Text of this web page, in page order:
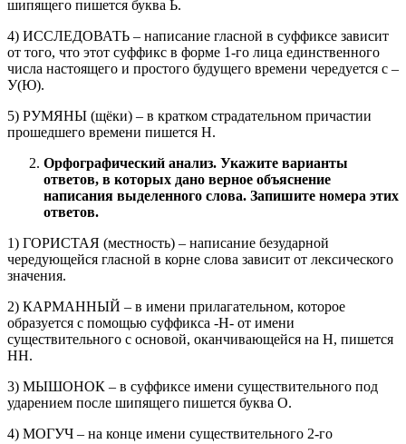
шипящего пишется буква Ь.
4) ИССЛЕДОВАТЬ – написание гласной в суффиксе зависит
от того, что этот суффикс в форме 1-го лица единственного
числа настоящего и простого будущего времени чередуется с –
У(Ю).
5) РУМЯНЫ (щёки) – в кратком страдательном причастии
прошедшего времени пишется Н.
Орфографический анализ. Укажите варианты
ответов, в которых дано верное объяснение
написания выделенного слова. Запишите номера этих
ответов.
1) ГОРИСТАЯ (местность) – написание безударной
чередующейся гласной в корне слова зависит от лексического
значения.
2) КАРМАННЫЙ – в имени прилагательном, которое
образуется с помощью суффикса -Н- от имени
существительного с основой, оканчивающейся на Н, пишется
НН.
3) МЫШОНОК – в суффиксе имени существительного под
ударением после шипящего пишется буква О.
4) МОГУЧ – на конце имени существительного 2-го